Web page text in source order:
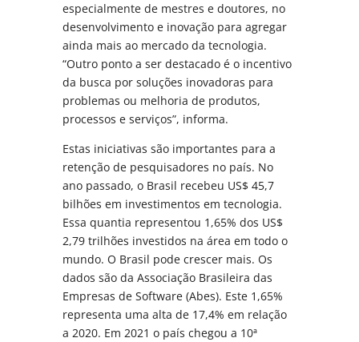
especialmente de mestres e doutores, no
desenvolvimento e inovação para agregar
ainda mais ao mercado da tecnologia.
“Outro ponto a ser destacado é o incentivo
da busca por soluções inovadoras para
problemas ou melhoria de produtos,
processos e serviços”, informa.
Estas iniciativas são importantes para a
retenção de pesquisadores no país. No
ano passado, o Brasil recebeu US$ 45,7
bilhões em investimentos em tecnologia.
Essa quantia representou 1,65% dos US$
2,79 trilhões investidos na área em todo o
mundo. O Brasil pode crescer mais. Os
dados são da Associação Brasileira das
Empresas de Software (Abes). Este 1,65%
representa uma alta de 17,4% em relação
a 2020. Em 2021 o país chegou a 10ª